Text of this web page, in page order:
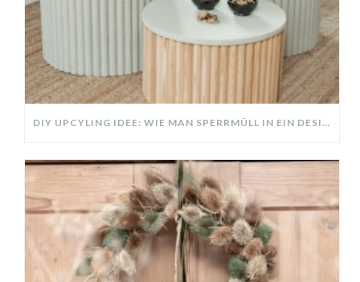
DIY UPCYLING IDEE: WIE MAN SPERRMÜLL IN EIN DESIGNER TEIL VERWANDELT